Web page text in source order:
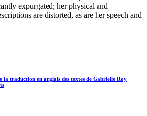
expurgated; her physical and
are distorted, as are her speech and
la traduction en anglais des textes de Gabrielle Roy